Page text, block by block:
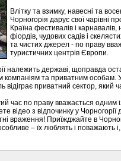
Влітку та взимку, навесні та
Чорногорія дарує свої чарівні
Країна фестивалів і
фіордів, чудових садів і
та чистих джерел - по праву
туристичних центрів Європи.
належить державі, щоправда
компаніям та приватним особам.
відіграє приватний сектор, який
час по праву вважається одним
відео з відпочинку у
враження! Приїжджайте в
– їх люблять і поважають